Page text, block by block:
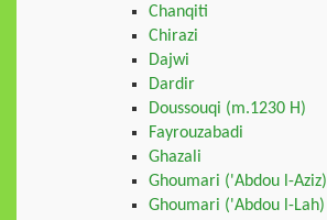
Chanqiti
Chirazi
Dajwi
Dardir
Doussouqi (m.1230 H)
Fayrouzabadi
Ghazali
Ghoumari ('Abdou l-Aziz)
Ghoumari ('Abdou l-Lah)